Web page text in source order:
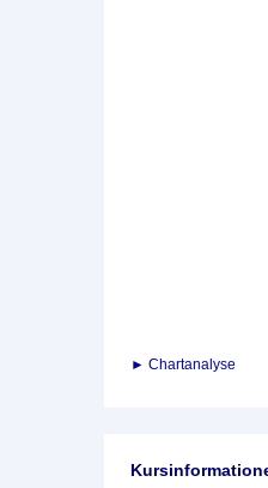
► Chartanalyse